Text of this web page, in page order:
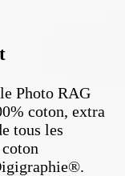
Photo RAG
coton, extra
tous les